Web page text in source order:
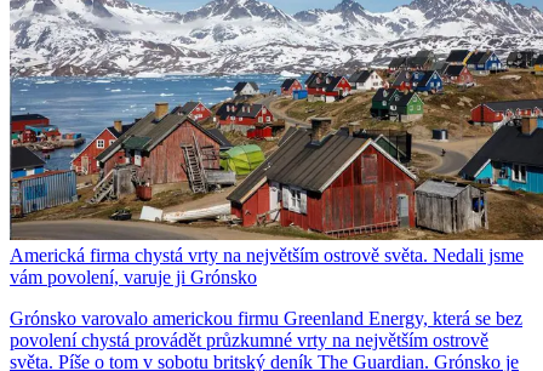
Americká firma chystá vrty na největším ostrově světa. Nedali jsme
vám povolení, varuje ji Grónsko
Grónsko varovalo americkou firmu Greenland Energy, která se bez
povolení chystá provádět průzkumné vrty na největším ostrově
světa. Píše o tom v sobotu britský deník The Guardian. Grónsko je